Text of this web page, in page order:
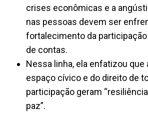
crises econômicas e a
nas pessoas devem ser
fortalecimento da
de contas.
Nessa linha, ela enfatizou que
espaço cívico e do direito de
participação geram
paz”.